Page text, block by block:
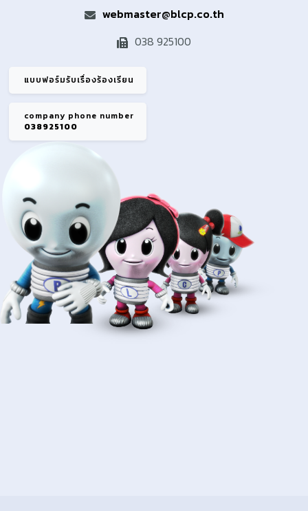
webmaster@blcp.co.th
038 925100
แบบฟอร์มรับเรื่องร้องเรียน
company phone number
038925100